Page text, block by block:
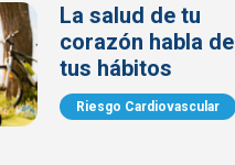
La salud de tu
corazón habla de
tus hábitos
Riesgo Cardiovascular